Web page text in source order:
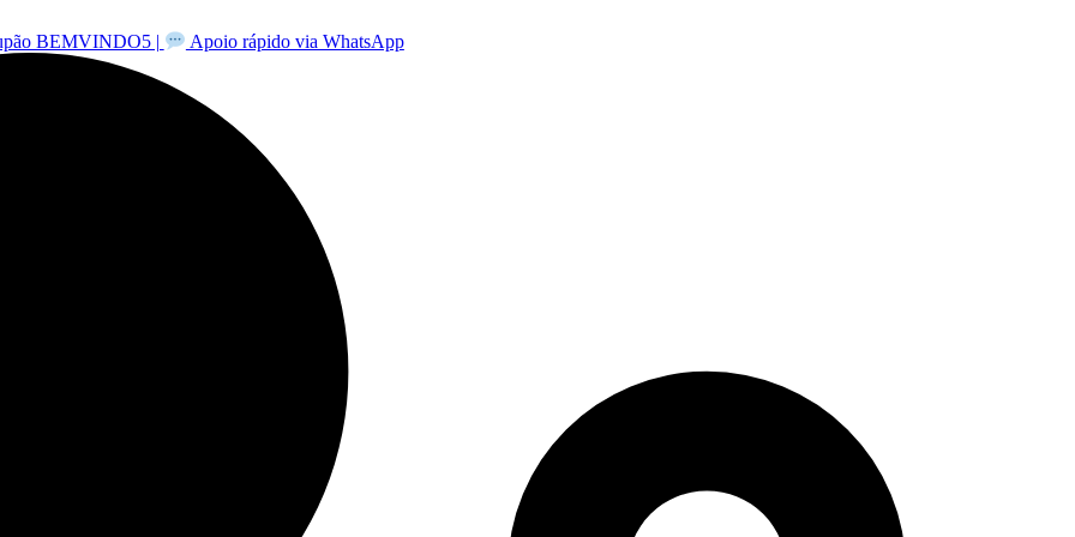
BEMVINDO5 | Apoio rápido via WhatsApp